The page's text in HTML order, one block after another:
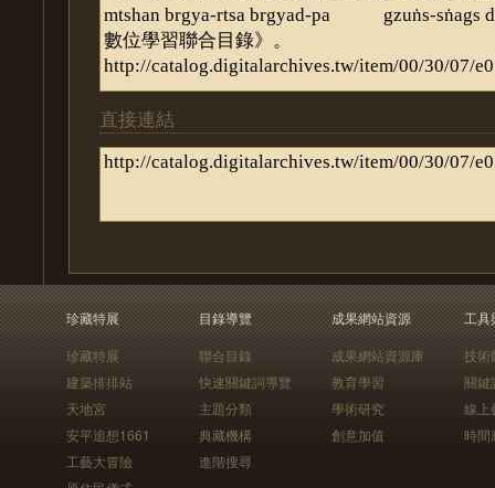
直接連結
珍藏特展
珍藏特展
建築排排站
天地宮
安平追想1661
工藝大冒險
目錄導覽
聯合目錄
快速關鍵詞導覽
主題分類
典藏機構
進階搜尋
成果網站資源
成果網站資源庫
教育學習
學術研究
創意加值
工具
技術
關鍵
線上
時間